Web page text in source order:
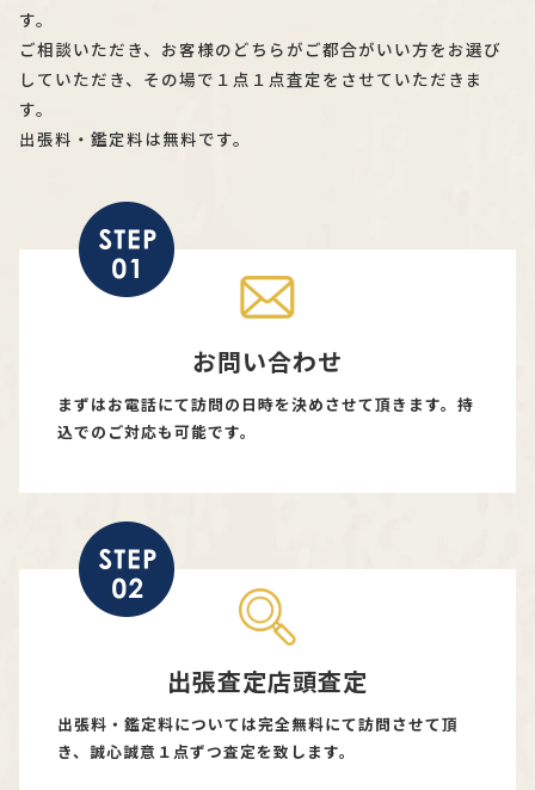
す。
ご相談いただき、お客様のどちらがご都合がいい方をお選び
していただき、その場で１点１点査定をさせていただきま
す。
出張料・鑑定料は無料です。
お問い合わせ
まずはお電話にて訪問の日時を決めさせて頂きます。持
込でのご対応も可能です。
出張査定店頭査定
出張料・鑑定料については完全無料にて訪問させて頂
き、誠心誠意１点ずつ査定を致します。